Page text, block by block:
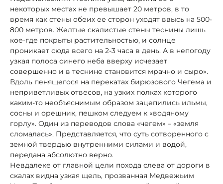
некоторых местах не превышает 20 метров, в то
время как стены обеих ее сторон уходят ввысь на 500-
800 метров. Желтые скалистые стены теснины лишь
кое-где покрыты растительностью, и солнце
проникает сюда всего на 2-3 часа в день. А в непогоду
узкая полоса синего неба вверху исчезает
совершенно и в теснине становится мрачно и сыро».
Вдоль пенящегося на перекатах бирюзового Чегема и
неприветливых отвесов, на узких полках которого
каким-то необъяснимым образом зацепились ильмы,
сосны и орешник, пешком следуем к «водяному
горлу». Один из переводов слова «чегем» – «земля
сломалась». Представляется, что суть сотворенного с
земной твердью внутренними силами и водой,
передана абсолютно верно.
Невдалеке от главной цели похода слева от дороги в
скалах видна узкая щель, прозванная Медвежьим